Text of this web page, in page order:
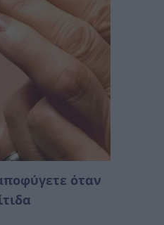
όταν